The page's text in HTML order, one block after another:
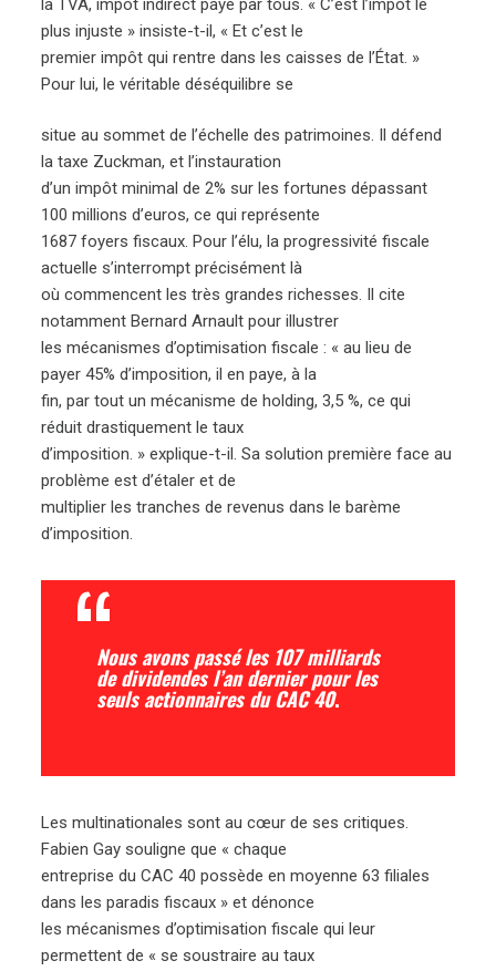
la TVA, impôt indirect payé par tous. « C’est l’impôt le
plus injuste » insiste-t-il, « Et c’est le
premier impôt qui rentre dans les caisses de l’État. »
Pour lui, le véritable déséquilibre se
situe au sommet de l’échelle des patrimoines. Il défend
la taxe Zuckman, et l’instauration
d’un impôt minimal de 2% sur les fortunes dépassant
100 millions d’euros, ce qui représente
1687 foyers fiscaux. Pour l’élu, la progressivité fiscale
actuelle s’interrompt précisément là
où commencent les très grandes richesses. Il cite
notamment Bernard Arnault pour illustrer
les mécanismes d’optimisation fiscale : « au lieu de
payer 45% d’imposition, il en paye, à la
fin, par tout un mécanisme de holding, 3,5 %, ce qui
réduit drastiquement le taux
d’imposition. » explique-t-il. Sa solution première face au
problème est d’étaler et de
multiplier les tranches de revenus dans le barème
d’imposition.
Nous avons passé les 107 milliards
de dividendes l’an dernier pour les
seuls actionnaires du CAC 40.
Les multinationales sont au cœur de ses critiques.
Fabien Gay souligne que « chaque
entreprise du CAC 40 possède en moyenne 63 filiales
dans les paradis fiscaux » et dénonce
les mécanismes d’optimisation fiscale qui leur
permettent de « se soustraire au taux